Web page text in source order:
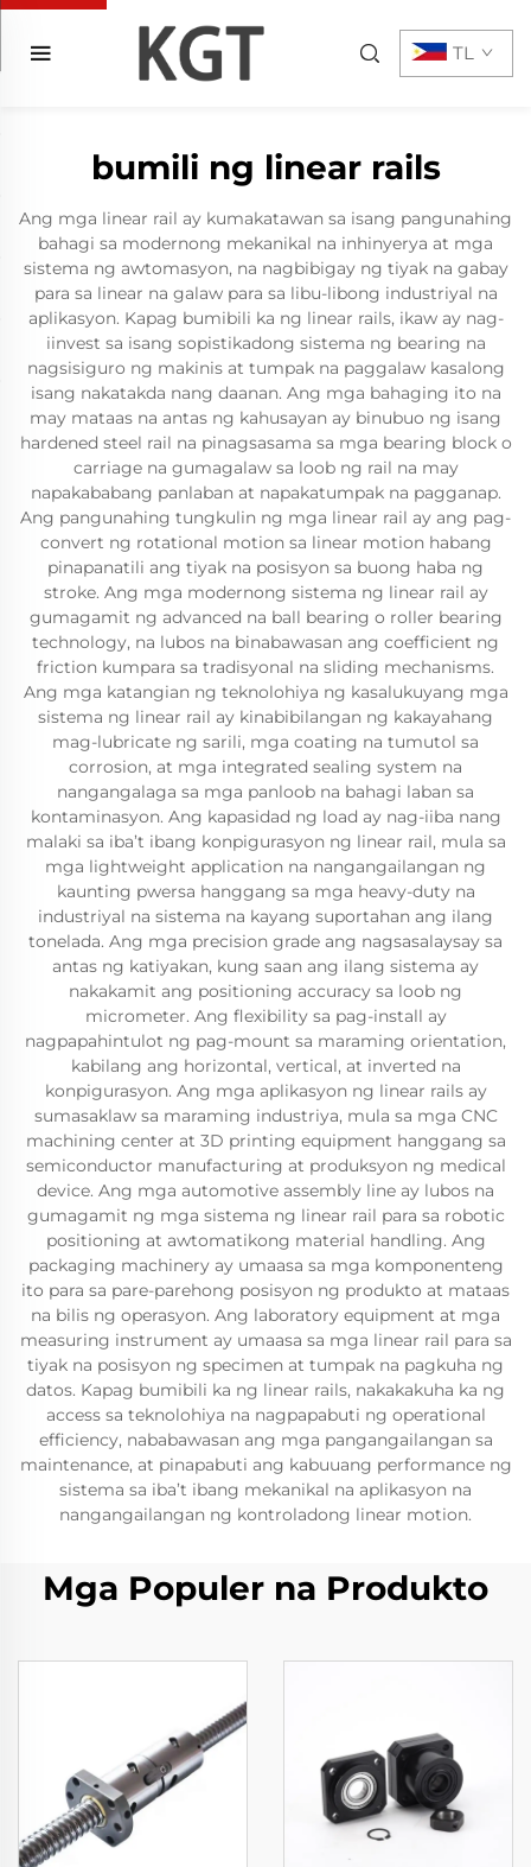
TL
bumili ng linear rails
Ang mga linear rail ay kumakatawan sa isang pangunahing
bahagi sa modernong mekanikal na inhinyerya at mga
sistema ng awtomasyon, na nagbibigay ng tiyak na gabay
para sa linear na galaw para sa libu-libong industriyal na
aplikasyon. Kapag bumibili ka ng linear rails, ikaw ay nag-
iinvest sa isang sopistikadong sistema ng bearing na
nagsisiguro ng makinis at tumpak na paggalaw kasalong
isang nakatakda nang daanan. Ang mga bahaging ito na
may mataas na antas ng kahusayan ay binubuo ng isang
hardened steel rail na pinagsasama sa mga bearing block o
carriage na gumagalaw sa loob ng rail na may
napakababang panlaban at napakatumpak na pagganap.
Ang pangunahing tungkulin ng mga linear rail ay ang pag-
convert ng rotational motion sa linear motion habang
pinapanatili ang tiyak na posisyon sa buong haba ng
stroke. Ang mga modernong sistema ng linear rail ay
gumagamit ng advanced na ball bearing o roller bearing
technology, na lubos na binabawasan ang coefficient ng
friction kumpara sa tradisyonal na sliding mechanisms.
Ang mga katangian ng teknolohiya ng kasalukuyang mga
sistema ng linear rail ay kinabibilangan ng kakayahang
mag-lubricate ng sarili, mga coating na tumutol sa
corrosion, at mga integrated sealing system na
nangangalaga sa mga panloob na bahagi laban sa
kontaminasyon. Ang kapasidad ng load ay nag-iiba nang
malaki sa iba’t ibang konpigurasyon ng linear rail, mula sa
mga lightweight application na nangangailangan ng
kaunting pwersa hanggang sa mga heavy-duty na
industriyal na sistema na kayang suportahan ang ilang
tonelada. Ang mga precision grade ang nagsasalaysay sa
antas ng katiyakan, kung saan ang ilang sistema ay
nakakamit ang positioning accuracy sa loob ng
micrometer. Ang flexibility sa pag-install ay
nagpapahintulot ng pag-mount sa maraming orientation,
kabilang ang horizontal, vertical, at inverted na
konpigurasyon. Ang mga aplikasyon ng linear rails ay
sumasaklaw sa maraming industriya, mula sa mga CNC
machining center at 3D printing equipment hanggang sa
semiconductor manufacturing at produksyon ng medical
device. Ang mga automotive assembly line ay lubos na
gumagamit ng mga sistema ng linear rail para sa robotic
positioning at awtomatikong material handling. Ang
packaging machinery ay umaasa sa mga komponenteng
ito para sa pare-parehong posisyon ng produkto at mataas
na bilis ng operasyon. Ang laboratory equipment at mga
measuring instrument ay umaasa sa mga linear rail para sa
tiyak na posisyon ng specimen at tumpak na pagkuha ng
datos. Kapag bumibili ka ng linear rails, nakakakuha ka ng
access sa teknolohiya na nagpapabuti ng operational
efficiency, nababawasan ang mga pangangailangan sa
maintenance, at pinapabuti ang kabuuang performance ng
sistema sa iba’t ibang mekanikal na aplikasyon na
nangangailangan ng kontroladong linear motion.
Mga Populer na Produkto